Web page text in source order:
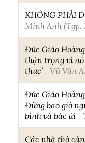
KHÔNG PHẢI
Minh Anh (Tgp.
Đức Giáo
thận trọng vì nó
thực’
Vũ Văn
Đức Giáo
Đừng bao giờ
bình và bác ái
Các nhà thờ